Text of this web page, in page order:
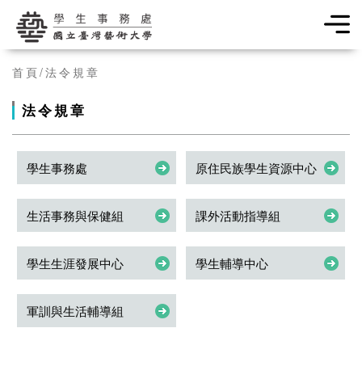
學生事務處
首頁 法令規章
法令規章
學生事務處 原住民族學生資源中心
生活事務與保健組 課外活動指導組
學生生涯發展中心 學生輔導中心
軍訓與生活輔導組